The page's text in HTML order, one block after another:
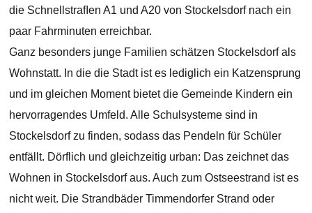
die Schnellstraﬂen A1 und A20 von Stockelsdorf nach ein
paar Fahrminuten erreichbar.
Ganz besonders junge Familien schätzen Stockelsdorf als
Wohnstatt. In die die Stadt ist es lediglich ein Katzensprung
und im gleichen Moment bietet die Gemeinde Kindern ein
hervorragendes Umfeld. Alle Schulsysteme sind in
Stockelsdorf zu finden, sodass das Pendeln für Schüler
entfällt. Dörflich und gleichzeitig urban: Das zeichnet das
Wohnen in Stockelsdorf aus. Auch zum Ostseestrand ist es
nicht weit. Die Strandbäder Timmendorfer Strand oder